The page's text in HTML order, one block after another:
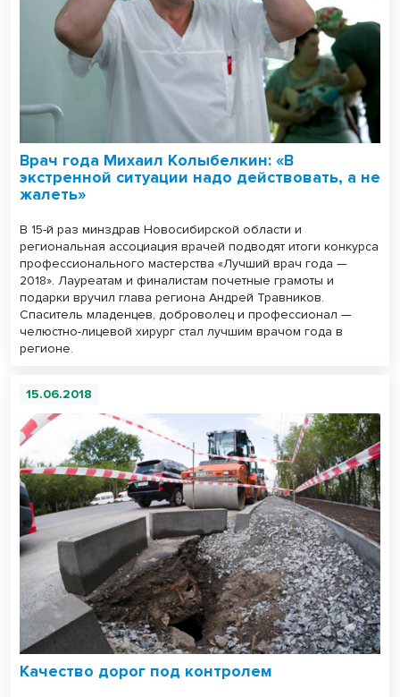
Врач года Михаил Колыбелкин: «В
экстренной ситуации надо действовать, а не
жалеть»
В 15-й раз минздрав Новосибирской области и
региональная ассоциация врачей подводят итоги конкурса
профессионального мастерства «Лучший врач года —
2018». Лауреатам и финалистам почетные грамоты и
подарки вручил глава региона Андрей Травников.
Спаситель младенцев, доброволец и профессионал —
челюстно-лицевой хирург стал лучшим врачом года в
регионе.
15.06.2018
Качество дорог под контролем